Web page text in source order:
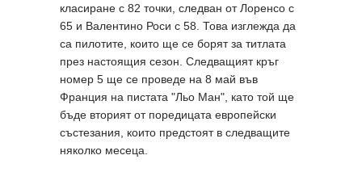
класиране с 82 точки, следван от Лоренсо с
65 и Валентино Роси с 58. Това изглежда да
са пилотите, които ще се борят за титлата
през настоящия сезон. Следващият кръг
номер 5 ще се проведе на 8 май във
Франция на пистата "Льо Ман", като той ще
бъде вторият от поредицата европейски
състезания, които предстоят в следващите
няколко месеца.